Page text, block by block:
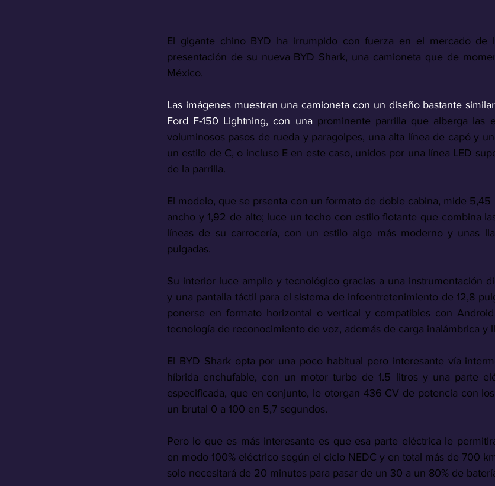
El gigante chino BYD ha irrumpido con fuerza en el mercado de
presentación de su nueva BYD Shark, una camioneta que de
México.
Las imágenes muestran una camioneta con un diseño bastante
Ford F-150 Lightning, con una prominente parrilla que alberga las
voluminosos pasos de rueda y paragolpes, una alta línea de capó y
un estilo de C, o incluso E en este caso, unidos por una línea LED
de la parrilla.
El modelo, que se prsenta con un formato de doble cabina, mide 5,45
ancho y 1,92 de alto; luce un techo con estilo flotante que combina
líneas de su carrocería, con un estilo algo más moderno y unas
pulgadas.
Su interior luce amplio y tecnológico gracias a una instrumentación
y una pantalla táctil para el sistema de infoentretenimiento de 12,8
ponerse en formato horizontal o vertical y compatibles con
tecnología de reconocimiento de voz, además de carga inalámbrica y
El BYD Shark opta por una poco habitual pero interesante vía
híbrida enchufable, con un motor turbo de 1.5 litros y una parte
especificada, que en conjunto, le otorgan 436 CV de potencia con
un brutal 0 a 100 en 5,7 segundos.
Pero lo que es más interesante es que esa parte eléctrica le
en modo 100% eléctrico según el ciclo NEDC y en total más de 700
solo necesitará de 20 minutos para pasar de un 30 a un 80% de